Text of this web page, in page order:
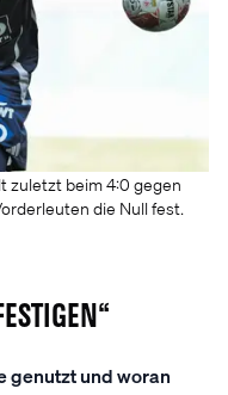
zuletzt beim 4:0 gegen
die Null fest.
genutzt und woran